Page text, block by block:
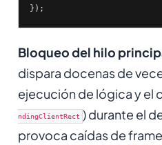
});
Bloqueo del hilo
dispara docenas de
ejecución de lógica y el
ndingClientRect ) durante el
provoca caídas de